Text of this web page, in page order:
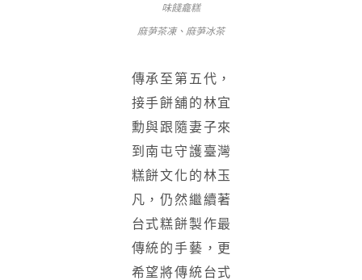
味餞龕糕
麻芛茶凍、麻芛冰茶
傳承至第五代，
接手餅舖的林宜
勳與跟隨妻子來
到南屯守護臺灣
糕餅文化的林玉
凡，仍然繼續著
台式糕餅製作最
傳統的手藝，更
希望將傳統台式